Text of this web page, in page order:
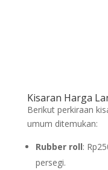
Kisaran Harga
Berikut perkiraan
umum ditemukan:
Rubber roll:
persegi.